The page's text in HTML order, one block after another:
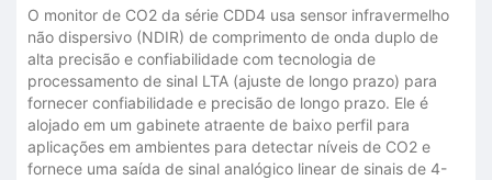
O monitor de CO2 da série CDD4 usa sensor infravermelho
não dispersivo (NDIR) de comprimento de onda duplo de
alta precisão e confiabilidade com tecnologia de
processamento de sinal LTA (ajuste de longo prazo) para
fornecer confiabilidade e precisão de longo prazo. Ele é
alojado em um gabinete atraente de baixo perfil para
aplicações em ambientes para detectar níveis de CO2 e
fornece uma saída de sinal analógico linear de sinais de 4-